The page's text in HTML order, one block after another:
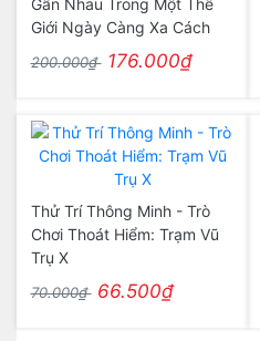
Gần Nhau Trong Một Thế
Giới Ngày Càng Xa Cách
200.000₫ 176.000₫
Thử Trí Thông Minh - Trò
Chơi Thoát Hiểm: Trạm Vũ
Trụ X
70.000₫ 66.500₫